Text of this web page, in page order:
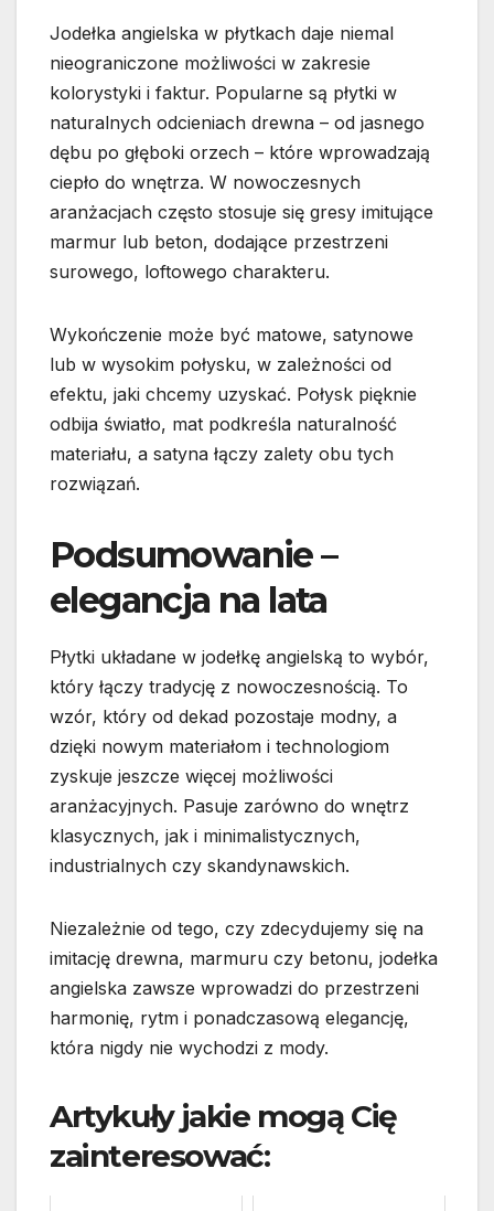
Jodełka angielska w płytkach daje niemal
nieograniczone możliwości w zakresie
kolorystyki i faktur. Popularne są płytki w
naturalnych odcieniach drewna – od jasnego
dębu po głęboki orzech – które wprowadzają
ciepło do wnętrza. W nowoczesnych
aranżacjach często stosuje się gresy imitujące
marmur lub beton, dodające przestrzeni
surowego, loftowego charakteru.
Wykończenie może być matowe, satynowe
lub w wysokim połysku, w zależności od
efektu, jaki chcemy uzyskać. Połysk pięknie
odbija światło, mat podkreśla naturalność
materiału, a satyna łączy zalety obu tych
rozwiązań.
Podsumowanie –
elegancja na lata
Płytki układane w jodełkę angielską to wybór,
który łączy tradycję z nowoczesnością. To
wzór, który od dekad pozostaje modny, a
dzięki nowym materiałom i technologiom
zyskuje jeszcze więcej możliwości
aranżacyjnych. Pasuje zarówno do wnętrz
klasycznych, jak i minimalistycznych,
industrialnych czy skandynawskich.
Niezależnie od tego, czy zdecydujemy się na
imitację drewna, marmuru czy betonu, jodełka
angielska zawsze wprowadzi do przestrzeni
harmonię, rytm i ponadczasową elegancję,
która nigdy nie wychodzi z mody.
Artykuły jakie mogą Cię
zainteresować: